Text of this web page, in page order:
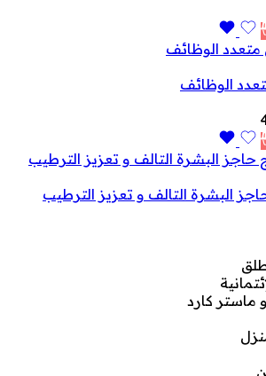
من
خلال
الوظائف
السعر:
من
خلالالبشرة التالف و تعزيز الترطيب